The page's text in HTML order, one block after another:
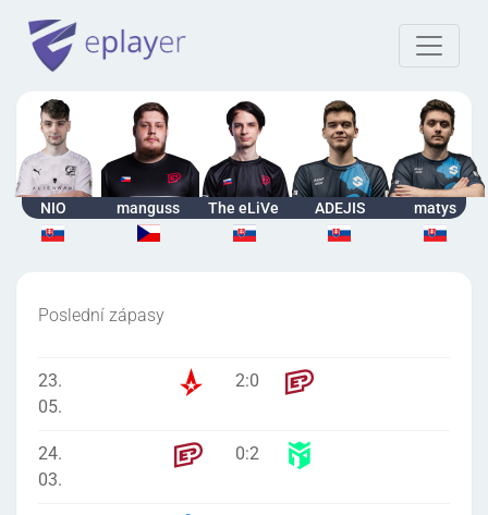
NIO manguss The eLiVe ADEJIS matys
Poslední zápasy
23.
05.
2:0
24.
03.
0:2